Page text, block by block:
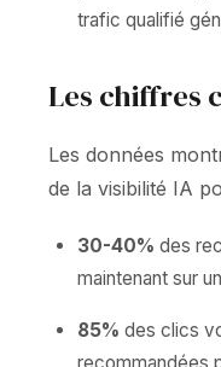
trafic qualifié
Les chiffres
Les données
de la visibilité IA
30-40% des
maintenant sur
85% des clics